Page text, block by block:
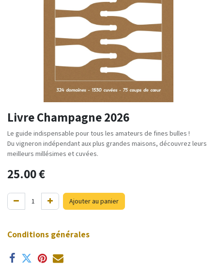
Livre Champagne 2026
Le guide indispensable pour tous les amateurs de fines bulles !
Du vigneron indépendant aux plus grandes maisons, découvrez leurs
meilleurs millésimes et cuvées.
25.00€
Ajouter au panier
Conditions générales